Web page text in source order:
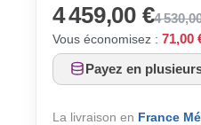
4 459,00 €4
Vous économisez : 71,00
Payez en
La livraison en France